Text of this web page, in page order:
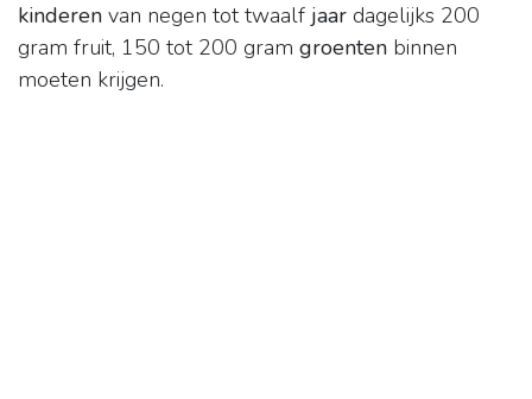
kinderen van negen tot twaalf jaar dagelijks 200
gram fruit, 150 tot 200 gram groenten binnen
moeten krijgen.